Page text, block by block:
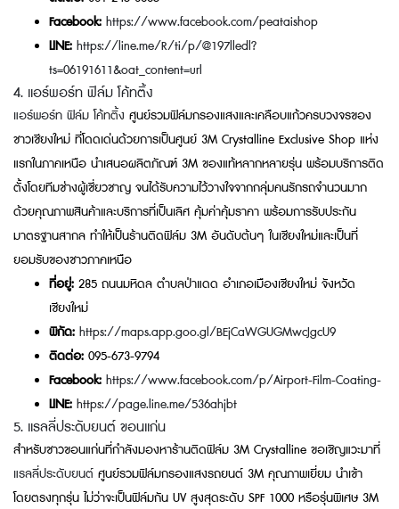
Facebook: https://www.facebook.com/peataishop
LINE: https://line.me/R/ti/p/@197lledl?
ts=06191611&oat_content=url
4. แอร์พอร์ท ฟิล์ม โค้ทติ้ง
แอร์พอร์ท ฟิล์ม โค้ทติ้ง ศูนย์รวมฟิล์มกรองแสงและเคลือบแก้วครบวงจรของ
ชาวเชียงใหม่ ที่โดดเด่นด้วยการเป็นศูนย์ 3M Crystalline Exclusive Shop แห่ง
แรกในภาคเหนือ นำเสนอผลิตภัณฑ์ 3M ของแท้หลากหลายรุ่น พร้อมบริการติด
ตั้งโดยทีมช่างผู้เชี่ยวชาญ จนได้รับความไว้วางใจจากกลุ่มคนรักรถจำนวนมาก
ด้วยคุณภาพสินค้าและบริการที่เป็นเลิศ คุ้มค่าคุ้มราคา พร้อมการรับประกัน
มาตรฐานสากล ทำให้เป็นร้านติดฟิล์ม 3M อันดับต้นๆ ในเชียงใหม่และเป็นที่
ยอมรับของชาวภาคเหนือ
ที่อยู่: 285 ถนนมหิดล ตำบลป่าแดด อำเภอเมืองเชียงใหม่ จังหวัด
เชียงใหม่
พิกัด: https://maps.app.goo.gl/BEjCaWGUGMwcJgcU9
ติดต่อ: 095-673-9794
Facebook: https://www.facebook.com/p/Airport-Film-Coating-
LINE: https://page.line.me/536ahjbt
5. แรลลี่ประดับยนต์ ขอนแก่น
สำหรับชาวขอนแก่นที่กำลังมองหาร้านติดฟิล์ม 3M Crystalline ขอเชิญแวะมาที่
แรลลี่ประดับยนต์ ศูนย์รวมฟิล์มกรองแสงรถยนต์ 3M คุณภาพเยี่ยม นำเข้า
โดยตรงทุกรุ่น ไม่ว่าจะเป็นฟิล์มกัน UV สูงสุดระดับ SPF 1000 หรือรุ่นพิเศษ 3M